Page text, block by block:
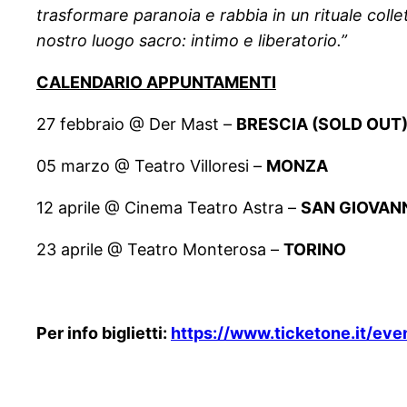
trasformare paranoia e rabbia in un rituale
nostro luogo sacro: intimo e liberatorio.”
CALENDARIO APPUNTAMENTI
27 febbraio @ Der Mast – BRESCIA (SOLD OUT)
05 marzo @ Teatro Villoresi – MONZA
12 aprile @ Cinema Teatro Astra – SAN
23 aprile @ Teatro Monterosa – TORINO
Per info biglietti: https://www.ticketone.it/